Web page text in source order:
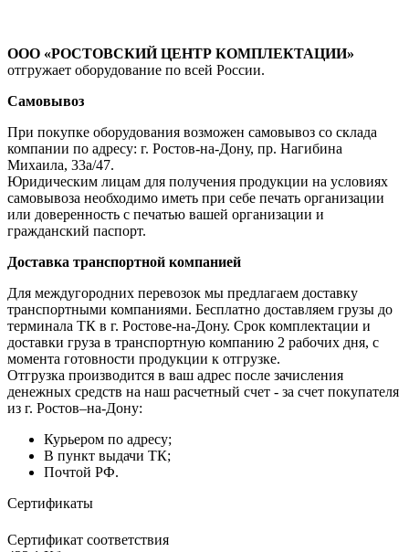
ООО «РОСТОВСКИЙ ЦЕНТР КОМПЛЕКТАЦИИ»
отгружает оборудование по всей России.
Самовывоз
При покупке оборудования возможен самовывоз со склада
компании по адресу: г. Ростов-на-Дону, пр. Нагибина
Михаила, 33а/47.
Юридическим лицам для получения продукции на условиях
самовывоза необходимо иметь при себе печать организации
или доверенность с печатью вашей организации и
гражданский паспорт.
Доставка транспортной компанией
Для междугородних перевозок мы предлагаем доставку
транспортными компаниями. Бесплатно доставляем грузы до
терминала ТК в г. Ростове-на-Дону. Срок комплектации и
доставки груза в транспортную компанию 2 рабочих дня, с
момента готовности продукции к отгрузке.
Отгрузка производится в ваш адрес после зачисления
денежных средств на наш расчетный счет - за счет покупателя
из г. Ростов–на-Дону:
Курьером по адресу;
В пункт выдачи ТК;
Почтой РФ.
Сертификаты
Сертификат соответствия